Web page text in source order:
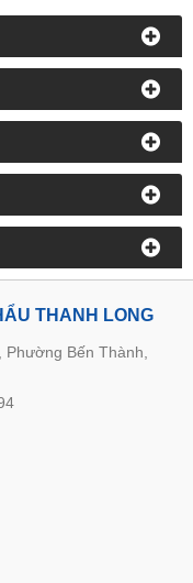
THANH LONG
Bến Thành,